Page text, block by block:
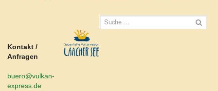
Kontakt /
Anfragen
buero@vulkan-
express.de